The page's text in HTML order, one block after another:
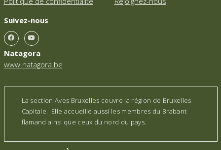
Suivez-nous
Natagora
www.natagora.be
La section Aves Bruxelles couvre la région de Bruxelles
Capitale. Elle accueille aussi les membres du Brabant
flamand ainsi que ceux du nord du pays.